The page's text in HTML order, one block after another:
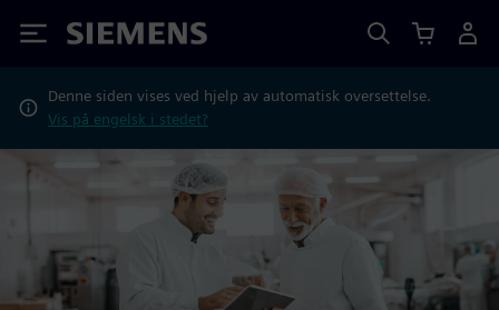
Siemens
Denne siden vises ved hjelp av automatisk oversettelse.
Vis på engelsk i stedet?